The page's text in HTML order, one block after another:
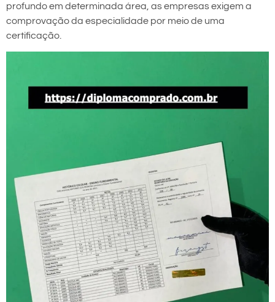
profundo em determinada área, as empresas exigem a
comprovação da especialidade por meio de uma
certificação.